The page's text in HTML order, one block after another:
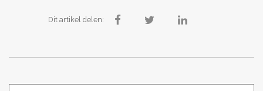
Dit artikel delen: